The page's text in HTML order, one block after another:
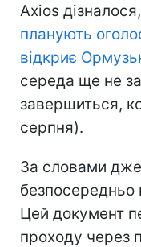
Axios
планують
відкриє
середа ще не
завершиться,
серпня).
За словами
Цей документ
проходу через